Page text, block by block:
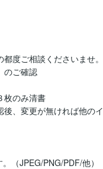
度ご相談くださいませ。
のご確認
枚のみ清書
、変更が無ければ他の
（JPEG/PNG/PDF/他）